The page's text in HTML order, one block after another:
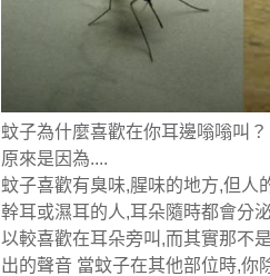
蚊子為什麼喜歡在你耳邊嗡嗡叫？
原來是因為....
蚊子喜歡有臭味,腥味的地方,但人
幹耳或濕耳的人,耳朵隨時都會分
以較喜歡在耳朵旁叫,而其實那不
出的聲音 當蚊子在其他部位時,你